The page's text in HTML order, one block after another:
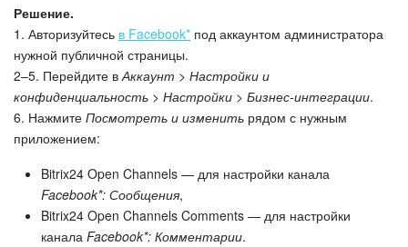
Автоматизация
Интеграция 1С и Битрикс24
Сотрудники
Бизнес-процессы
Маркетплейс
Решение.
1. Авторизуйтесь в Facebook* под аккаунтом администратора
нужной публичной страницы.
2–5. Перейдите вАккаунт > Настройки и
конфиденциальность > Настройки > Бизнес-интеграции.
6. Нажмите Посмотреть и изменить рядом с нужным
приложением:
Bitrix24 Open Channels — для настройки канала
Facebook*: Сообщения,
Bitrix24 Open Channels Comments — для настройки
канала Facebook*: Комментарии.